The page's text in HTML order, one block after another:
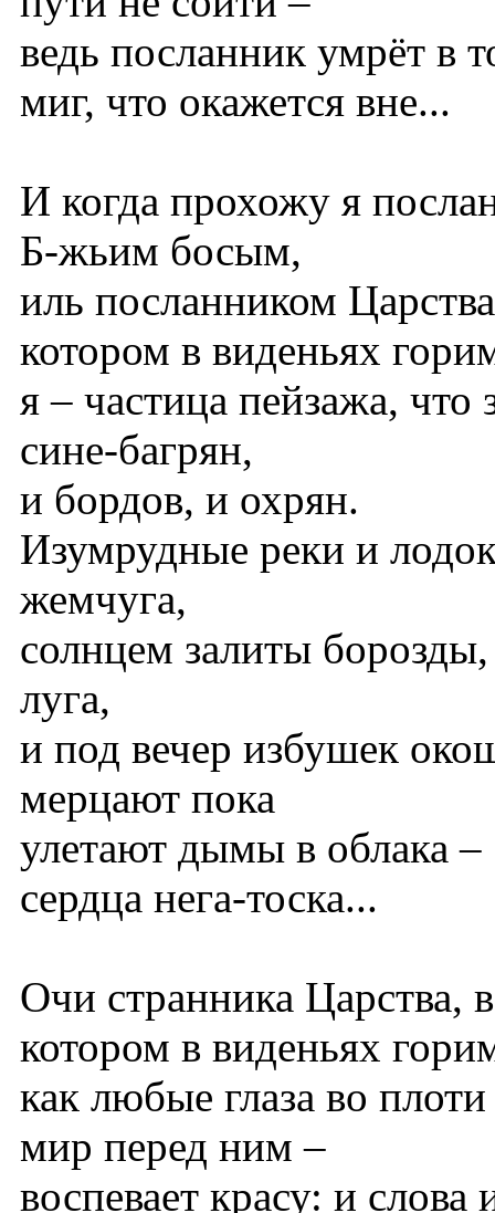
ведь посланник умрёт в
миг, что окажется вне...
И когда прохожу я
Б-жьим босым,
иль посланником
котором в виденьях
я – частица пейзажа, что
сине-багрян,
и бордов, и охрян.
Изумрудные реки и
жемчуга,
солнцем залиты
луга,
и под вечер избушек
мерцают пока
улетают дымы в облака –
cердца нега-тоска...
Очи странника Царства, в
котором в виденьях
как любые глаза во
мир перед ним –
воспевает красу: и слова